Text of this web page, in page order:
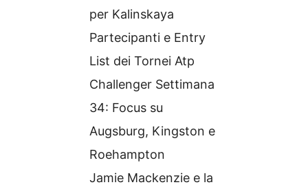
per Kalinskaya
Partecipanti e Entry
List dei Tornei Atp
Challenger Settimana
34: Focus su
Augsburg, Kingston e
Roehampton
Jamie Mackenzie e la